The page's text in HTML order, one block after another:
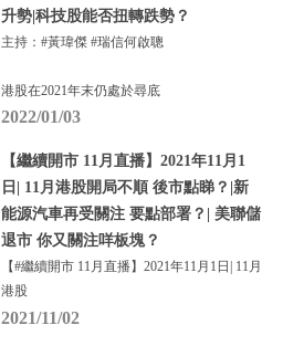
升勢|科技股能否扭轉跌勢？
主持：#黃瑋傑 #瑞信何啟聰
港股在2021年末仍處於尋底
2022/01/03
【繼續開市 11月直播】2021年11月1
日| 11月港股開局不順 後市點睇？|新
能源汽車再受關注 要點部署？| 美聯儲
退市 你又關注咩板塊？
【#繼續開市 11月直播】2021年11月1日| 11月
港股
2021/11/02